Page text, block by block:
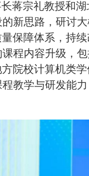
蒋宗礼教授和
新思路，研讨
保障体系，持
程内容升级，
院校计算机类
教学与研发能